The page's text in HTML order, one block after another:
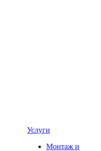
Услуги
Монтаж и